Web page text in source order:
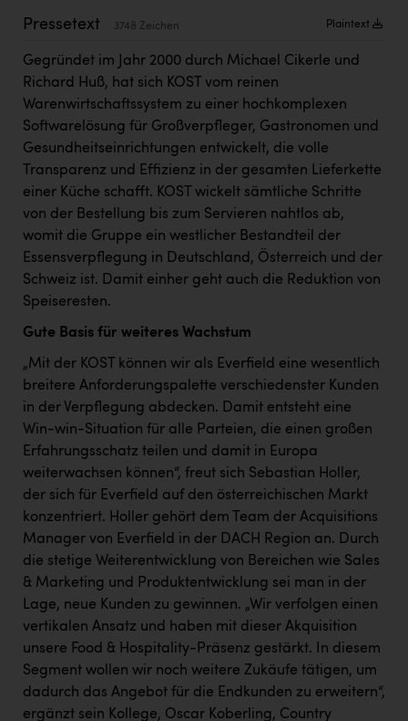
KEBA
KIWI Kinderwunsch Institut Dr. Loimer
KLIPP Frisör
Kleider Bauer
Kremsmüller Anlagenbau GmbH
Maximarkt
Oldtimer Raststationen und Motorhotels
Österreichischer Kachelofenverband
Orlen
Passage Linz
PEZ
PÜSPÖK
REMAX
RE/MAX Welcome
Resch&Frisch
RUBBLE MASTER
Ruderclub Wels
SCRI - Salzburg Cancer Research Institute
Schwingshandl - automation technology gmbh
Pressetext 3748 Zeichen Plaintext
Gegründet im Jahr 2000 durch Michael Cikerle und
Richard Huß, hat sich KOST vom reinen
Warenwirtschaftssystem zu einer hochkomplexen
Softwarelösung für Großverpfleger, Gastronomen und
Gesundheitseinrichtungen entwickelt, die volle
Transparenz und Effizienz in der gesamten Lieferkette
einer Küche schafft. KOST wickelt sämtliche Schritte
von der Bestellung bis zum Servieren nahtlos ab,
womit die Gruppe ein westlicher Bestandteil der
Essensverpflegung in Deutschland, Österreich und der
Schweiz ist. Damit einher geht auch die Reduktion von
Speiseresten.
Gute Basis für weiteres Wachstum
„Mit der KOST können wir als Everfield eine wesentlich
breitere Anforderungspalette verschiedenster Kunden
in der Verpflegung abdecken. Damit entsteht eine
Win-win-Situation für alle Parteien, die einen großen
Erfahrungsschatz teilen und damit in Europa
weiterwachsen können“, freut sich Sebastian Holler,
der sich für Everfield auf den österreichischen Markt
konzentriert. Holler gehört dem Team der Acquisitions
Manager von Everfield in der DACH Region an. Durch
die stetige Weiterentwicklung von Bereichen wie Sales
& Marketing und Produktentwicklung sei man in der
Lage, neue Kunden zu gewinnen. „Wir verfolgen einen
vertikalen Ansatz und haben mit dieser Akquisition
unsere Food & Hospitality-Präsenz gestärkt. In diesem
Segment wollen wir noch weitere Zukäufe tätigen, um
dadurch das Angebot für die Endkunden zu erweitern“,
ergänzt sein Kollege, Oscar Koberling, Country